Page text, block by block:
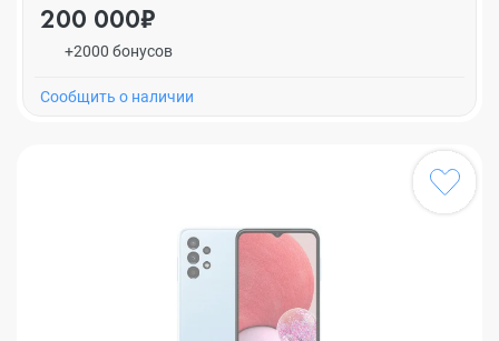
200 000₽
+2000 бонусов
Cообщить о наличии